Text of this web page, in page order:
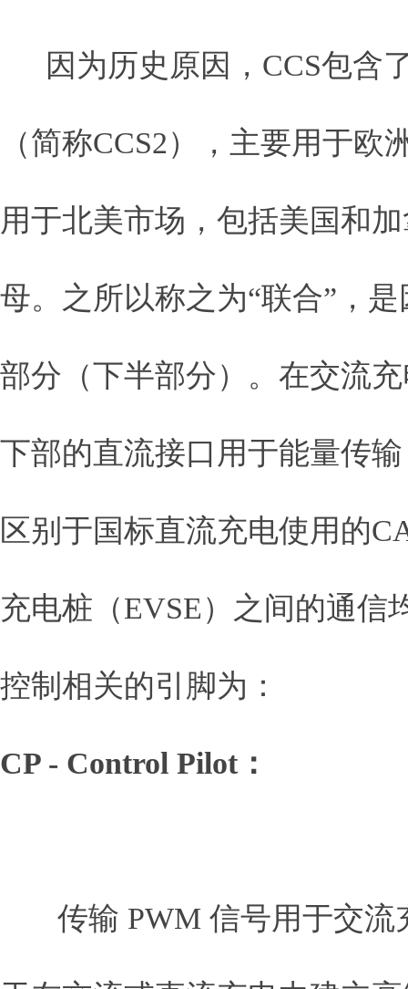
因为历史原因，CCS包含
（简称CCS2），主要用于欧
用于北美市场，包括美国和
母。之所以称之为“联合”，
部分（下半部分）。在交流
下部的直流接口用于能量传
区别于国标直流充电使用的
充电桩（EVSE）之间的通信
控制相关的引脚为：
CP - Control Pilot：
传输 PWM 信号用于交流